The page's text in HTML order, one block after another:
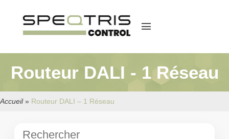
menu
Routeur DALI - 1 Réseau
Accueil» Routeur DALI – 1 Réseau